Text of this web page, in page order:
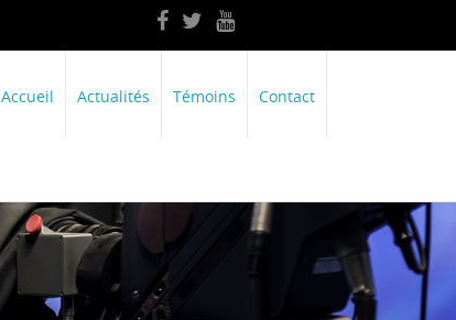
Accueil Actualités Témoins Contact